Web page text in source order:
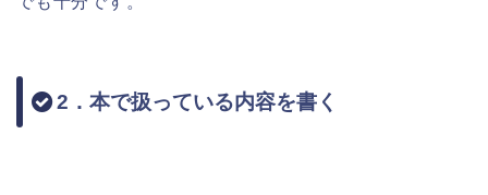
2．本で扱っている内容を書く